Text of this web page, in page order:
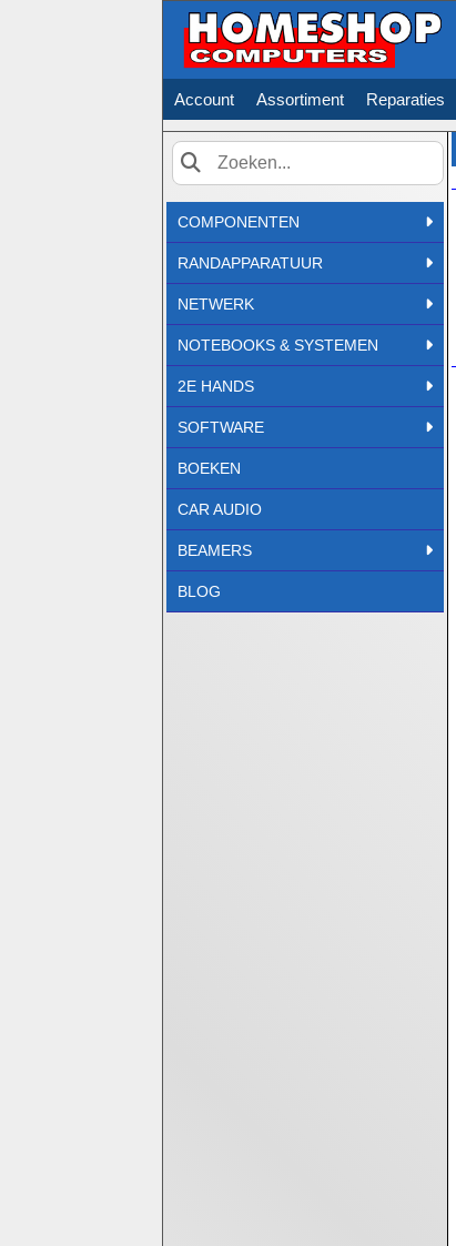
Account Assortiment Reparaties
Zoek
COMPONENTEN
RANDAPPARATUUR
NETWERK
NOTEBOOKS & SYSTEMEN
2E HANDS
SOFTWARE
BOEKEN
CAR AUDIO
BEAMERS
BLOG